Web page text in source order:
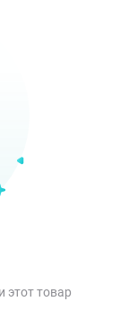
этот товар